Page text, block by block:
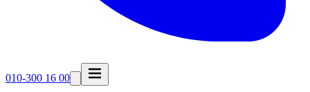
010-300 16 00